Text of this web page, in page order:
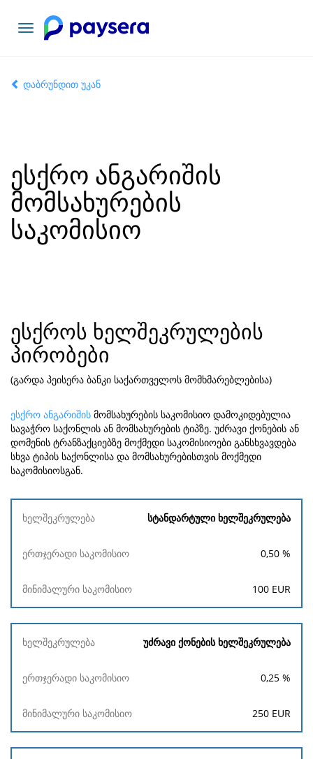
ნავიგაციის
გადართვა
დაბრუნდით უკან
ესქრო ანგარიშის
მომსახურების
საკომისიო
ესქროს ხელშეკრულების
პირობები
(გარდა პეისერა ბანკი საქართველოს მომხმარებლებისა)
ესქრო ანგარიშის მომსახურების საკომისიო დამოკიდებულია
სავაჭრო საქონლის ან მომსახურების ტიპზე. უძრავი ქონების ან
დომენის ტრანზაქციებზე მოქმედი საკომისიოები განსხვავდება
სხვა ტიპის საქონლისა და მომსახურებისთვის მოქმედი
საკომისიოსგან.
ხელშეკრულება
ერთჯერადი
მინიმალური
სტანდარტული ხელშეკრულება
0,50 %
100 EUR
უძრავი ქონების ხელშეკრულება
0,25 %
250 EUR